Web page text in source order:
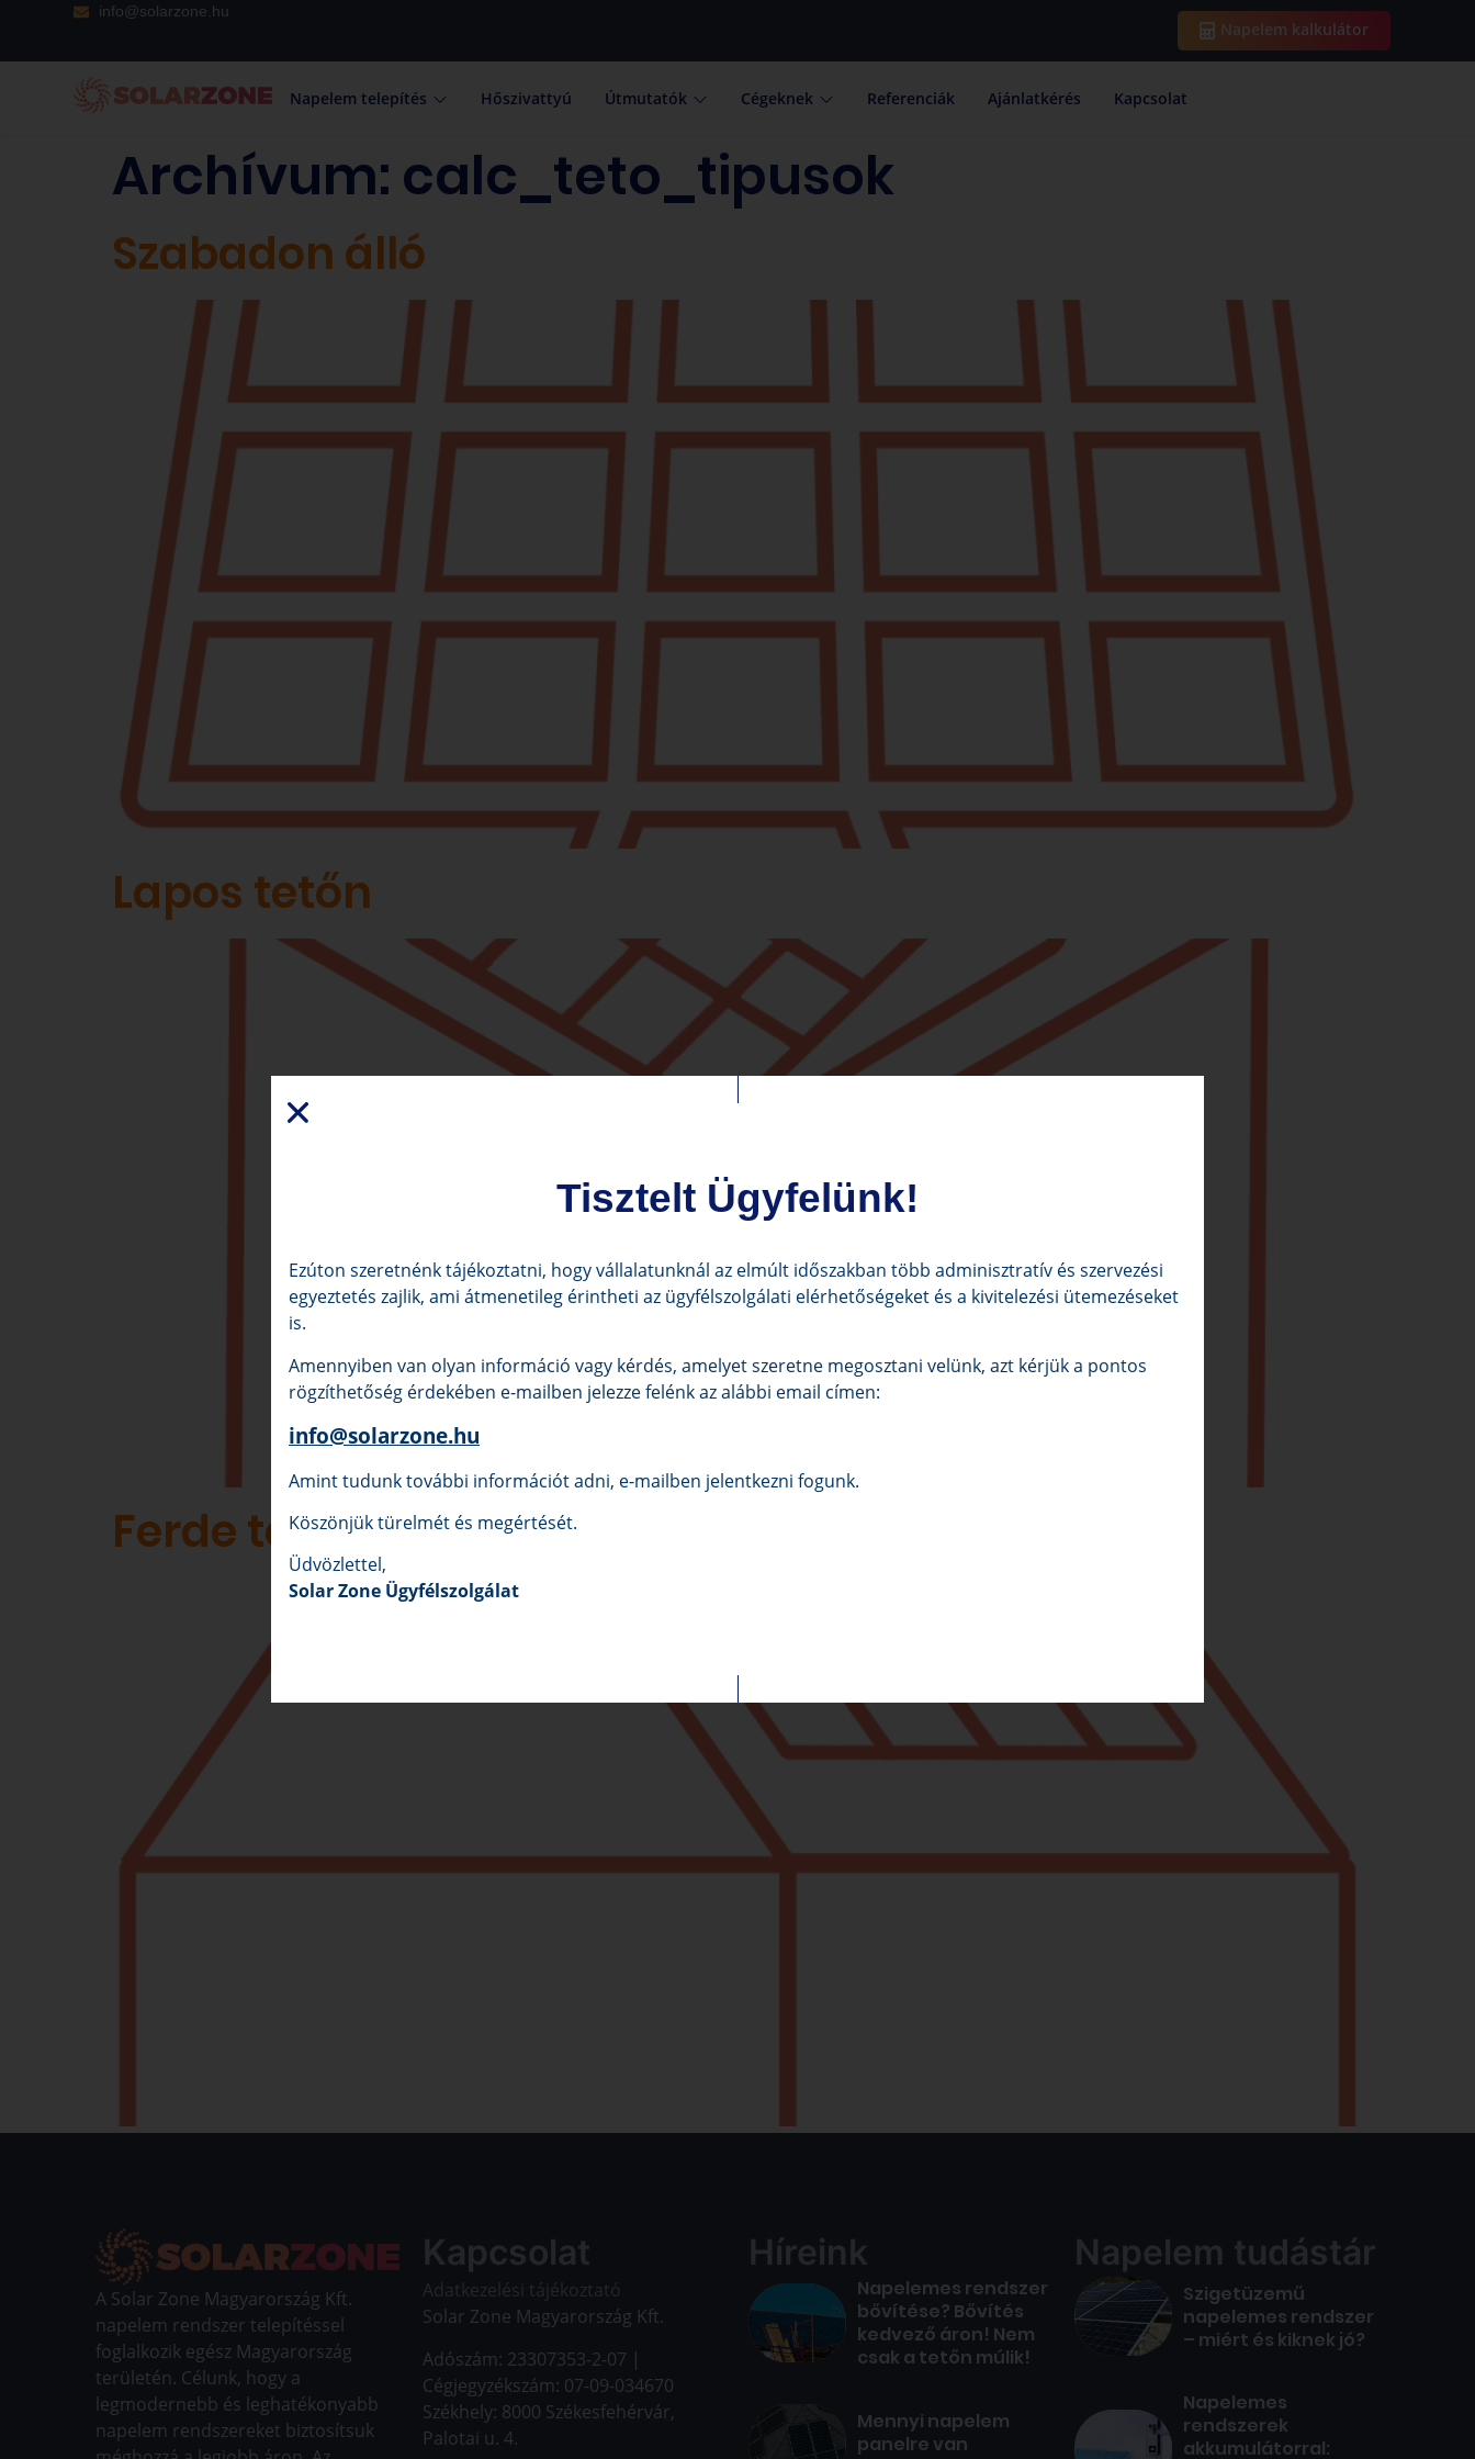
info@solarzone.hu
Napelem kalkulátor
Napelem telepítés Hőszivattyú Útmutatók Cégeknek Referenciák Ajánlatkérés Kapcsolat
Archívum: calc_teto_tipusok
Szabadon álló
Lapos tetőn
Ferde tetőn
A Solar Zone Magyarország Kft.
napelem rendszer telepítéssel
foglalkozik egész Magyarország
területén. Célunk, hogy a
legmodernebb és leghatékonyabb
napelem rendszereket biztosítsuk
Kapcsolat
Adatkezelési tájékoztató
Solar Zone Magyarország Kft.
Adószám: 23307353-2-07 |
Cégjegyzékszám: 07-09-034670
Székhely: 8000 Székesfehérvár,
Palotai u. 4.
Híreink
Napelemes rendszer
bővítése? Bővítés
kedvező áron! Nem
csak a tetőn múlik!
Mennyi napelem
panelre van
Napelem tudástár
Szigetüzemű
napelemes rendszer
– miért és kiknek jó?
Napelemes
rendszerek
akkumulátorral:
Tisztelt Ügyfelünk!
Ezúton szeretnénk tájékoztatni, hogy vállalatunknál az elmúlt időszakban több adminisztratív és szervezési
egyeztetés zajlik, ami átmenetileg érintheti az ügyfélszolgálati elérhetőségeket és a kivitelezési ütemezéseket
is.
Amennyiben van olyan információ vagy kérdés, amelyet szeretne megosztani velünk, azt kérjük a pontos
rögzíthetőség érdekében e-mailben jelezze felénk az alábbi email címen:
info@solarzone.hu
Amint tudunk további információt adni, e-mailben jelentkezni fogunk.
Köszönjük türelmét és megértését.
Üdvözlettel,
Solar Zone Ügyfélszolgálat